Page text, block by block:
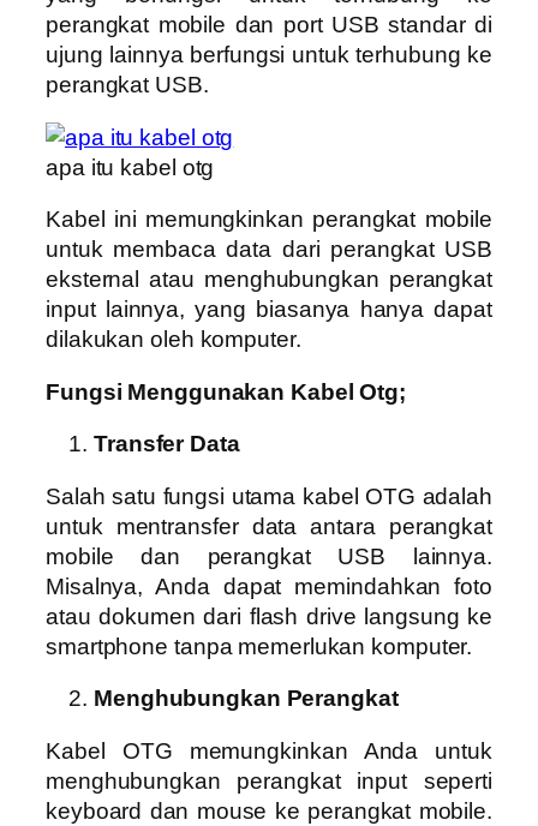
perangkat mobile dan port USB standar di
ujung lainnya berfungsi untuk terhubung ke
perangkat USB.
apa itu kabel otg
Kabel ini memungkinkan perangkat mobile
untuk membaca data dari perangkat USB
eksternal atau menghubungkan perangkat
input lainnya, yang biasanya hanya dapat
dilakukan oleh komputer.
Fungsi Menggunakan Kabel Otg;
Transfer Data
Salah satu fungsi utama kabel OTG adalah
untuk mentransfer data antara perangkat
mobile dan perangkat USB lainnya.
Misalnya, Anda dapat memindahkan foto
atau dokumen dari flash drive langsung ke
smartphone tanpa memerlukan komputer.
Menghubungkan Perangkat
Kabel OTG memungkinkan Anda untuk
menghubungkan perangkat input seperti
keyboard dan mouse ke perangkat mobile.